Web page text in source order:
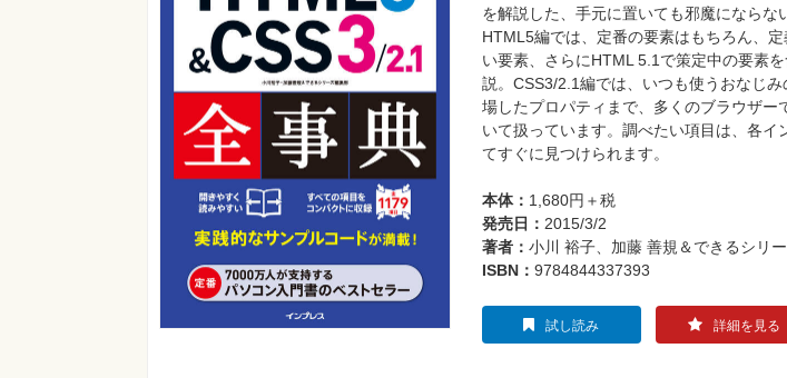
を解説した、手元に置いても邪魔にならな
HTML5編では、定番の要素はもちろん、
い要素、さらにHTML 5.1で策定中の要素
説。CSS3/2.1編では、いつも使うおなじ
場したプロパティまで、多くのブラウザー
いて扱っています。調べたい項目は、各イ
てすぐに見つけられます。
本体： 1,680円＋税
発売日： 2015/3/2
著者： 小川 裕子、加藤 善規＆できるシリ
ISBN： 9784844337393
試し読み 詳細を見る